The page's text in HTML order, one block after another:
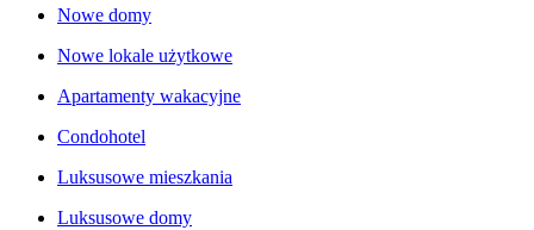
Nowe domy
Nowe lokale użytkowe
Apartamenty wakacyjne
Condohotel
Luksusowe mieszkania
Luksusowe domy